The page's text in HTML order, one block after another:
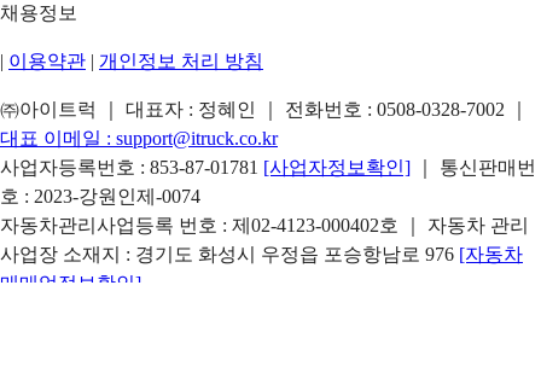
채용정보
| 이용약관 | 개인정보 처리 방침
㈜아이트럭 ｜ 대표자 : 정혜인 ｜ 전화번호 : 0508-0328-7002
대표 이메일 : support@itruck.co.kr
사업자등록번호 : 853-87-01781 [사업자정보확인]
｜ 통신판매번
호 : 2023-강원인제-0074
자동차관리사업등록 번호 : 제02-4123-000402호 ｜ 자동차 관리
사업장 소재지 : 경기도 화성시 우정읍 포승항남로 976 [자동차
매매업정보확인]